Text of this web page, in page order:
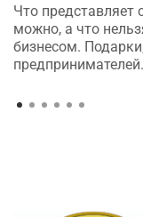
Что представляет
можно, а что
бизнесом.